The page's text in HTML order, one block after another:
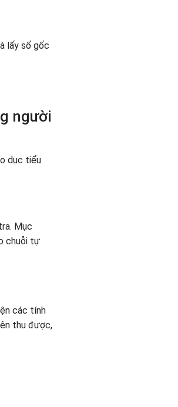
lấy số gốc
người
dục tiểu
Mục
chuỗi tự
các tính
thu được,